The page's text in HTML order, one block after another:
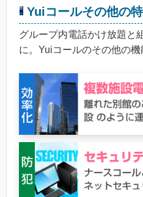
Yuiコールその他の
グループ内電話かけ放題と
に。Yuiコールのその他の機